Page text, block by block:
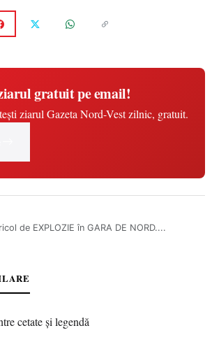
gratuit pe email!
ziarul Gazeta Nord-Vest zilnic, gratuit.
de EXPLOZIE în GARA DE NORD....